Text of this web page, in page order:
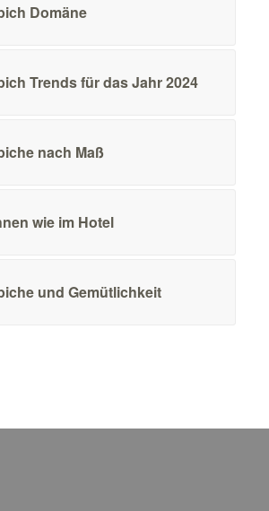
Domäne
Trends für das Jahr 2024
nach Maß
wie im Hotel
und Gemütlichkeit